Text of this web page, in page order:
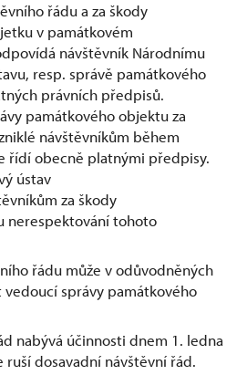
řádu a za škody
v památkovém
návštěvník Národnímu
resp. správě památkového
právních předpisů.
památkového objektu za
návštěvníkům během
řídí obecně platnými předpisy.
ústav
za škody
nerespektování tohoto
řádu může v odůvodněných
správy památkového
nabývá účinnosti dnem 1. ledna
ruší dosavadní návštěvní řád.